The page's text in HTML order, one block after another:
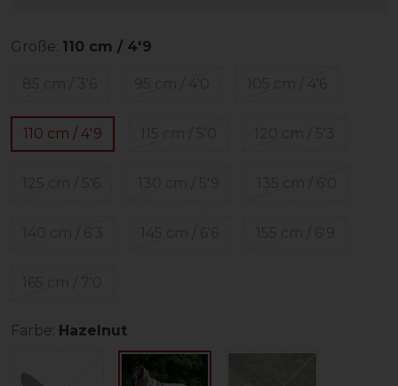
Größe: 110 cm / 4'9
110 cm / 4'9
Farbe: Hazelnut